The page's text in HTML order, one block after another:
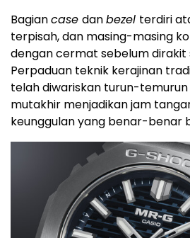
Bagiancase danbezel terdiri
terpisah, dan masing-masing
dengan cermat sebelum dirakit
Perpaduan teknik kerajinan
telah diwariskan turun-
mutakhir menjadikan jam
keunggulan yang benar-benar